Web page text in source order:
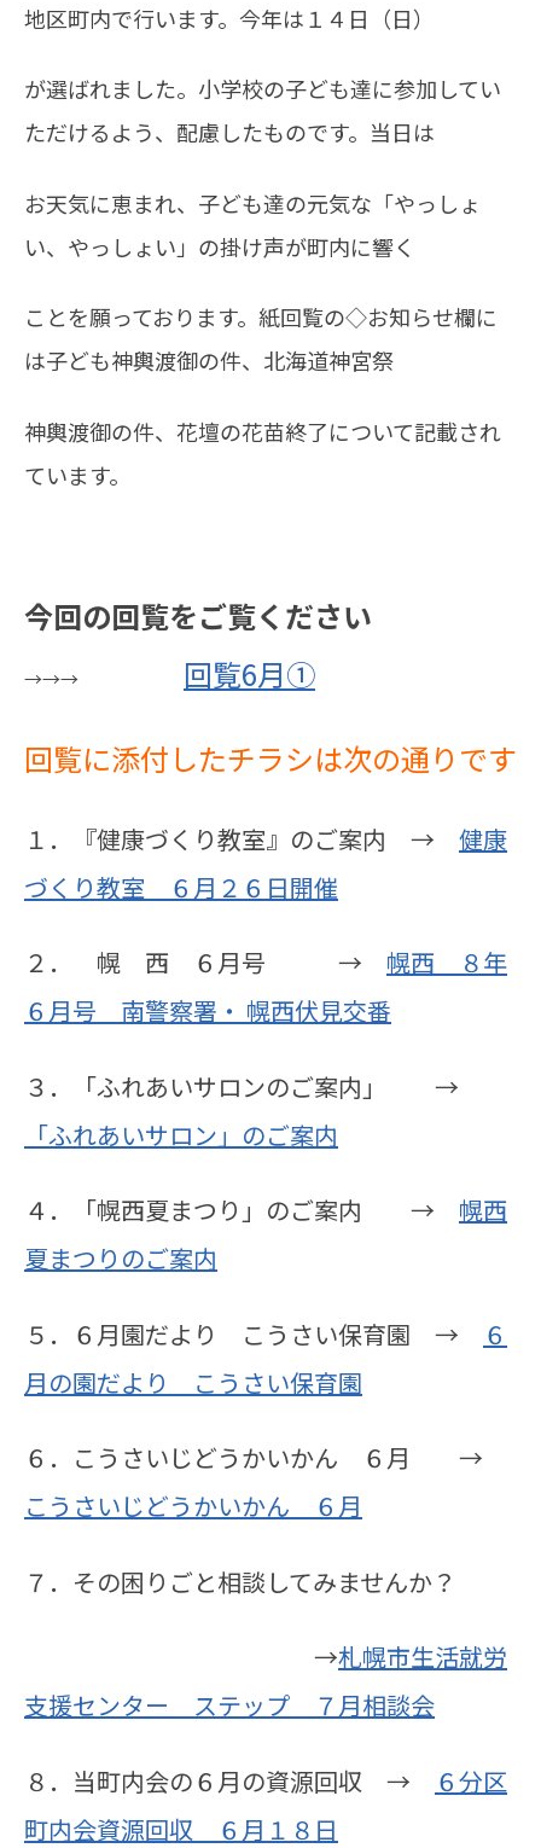
地区町内で行います。今年は１４日（日）
が選ばれました。 小学校の子ども達に参加してい
ただけるよう、配慮したものです。当日は
お天気に恵まれ、子ども達の元気な「やっしょ
い、やっしょい」の掛け声が町内に響く
ことを願っております。紙回覧の◇お知らせ欄に
は子ども神輿渡御の件、北海道神宮祭
神輿渡御の件、花壇の花苗終了について記載され
ています。
今回の回覧をご覧ください
→→→ 回覧6月①
回覧に添付したチラシは次の通りです
１．『健康づくり教室』のご案内 → 健康
づくり教室 ６月２６日開催
２． 幌 西 ６月号 → 幌西 ８年
６月号 南警察署・ 幌西伏見交番
３．「ふれあいサロンのご案内」 →
「ふれあいサロン」のご案内
４．「幌西夏まつり」のご案内 → 幌西
夏まつりのご案内
５．６月園だより こうさい保育園 →
６
月の園だより こうさい保育園
６．こうさいじどうかいかん ６月 →
こうさいじどうかいかん ６月
７．その困りごと相談してみませんか？
→札幌市生活就労
支援センター ステップ ７月相談会
８．当町内会の６月の資源回収 →
６分区
町内会資源回収 ６月１８日